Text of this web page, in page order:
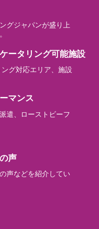
グジャパンが盛り上
ータリング可能施設
グ対応エリア、施設
マンス
遣、ローストビーフ
声
声などを紹介してい